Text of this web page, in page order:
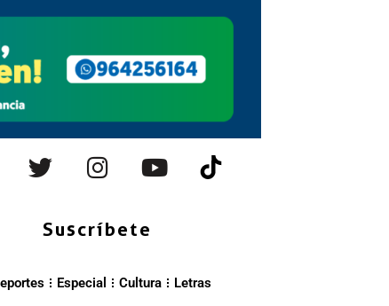
Suscríbete
Especial Cultura Letras